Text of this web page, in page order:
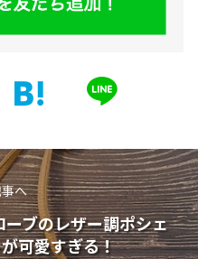
へ
ブのレザー調ポシェ
可愛すぎる！